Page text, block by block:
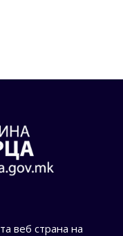
веб страна на